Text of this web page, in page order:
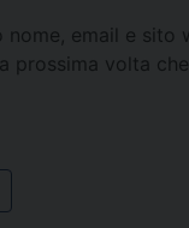
nome, email e sito
prossima volta